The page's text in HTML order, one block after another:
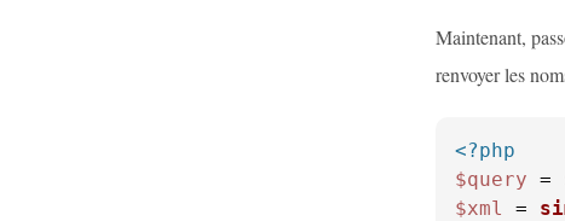
Maintenant,
renvoyer les
<?php
$query =
$xml
=